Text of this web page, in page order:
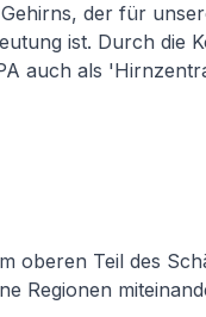
der für
ist. Durch die
auch als
oberen Teil des
Regionen